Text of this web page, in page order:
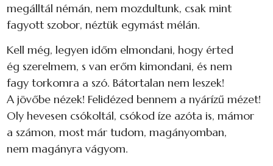
megálltál némán, nem mozdultunk, csak mint
fagyott szobor, néztük egymást mélán.
Kell még, legyen időm elmondani, hogy érted
ég szerelmem, s van erőm kimondani, és nem
fagy torkomra a szó. Bátortalan nem leszek!
A jövőbe nézek! Felidézed bennem a nyárízű mézet!
Oly hevesen csókoltál, csókod íze azóta is, mámor
a számon, most már tudom, magányomban,
nem magányra vágyom.